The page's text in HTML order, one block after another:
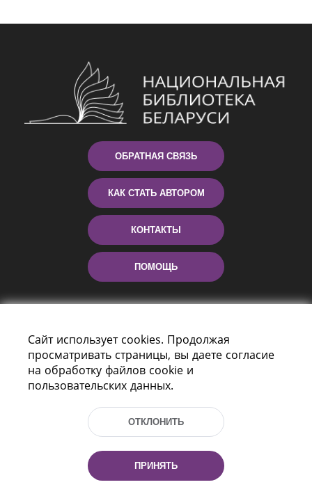
ОБРАТНАЯ СВЯЗЬ
КАК СТАТЬ АВТОРОМ
КОНТАКТЫ
ПОМОЩЬ
г. Минск, Республика Беларусь, 220114
Тел.: (+375 17) 368 37 37, Факс: (+375 17)
Эл. почта: inbox@nlb.by
Сайт использует cookies. Продолжая
просматривать страницы, вы даете согласие
на обработку файлов cookie и
пользовательских данных.
ОТКЛОНИТЬ
ПРИНЯТЬ